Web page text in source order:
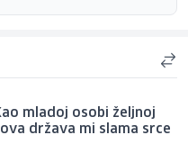
mladoj osobi željnoj
država mi slama srce